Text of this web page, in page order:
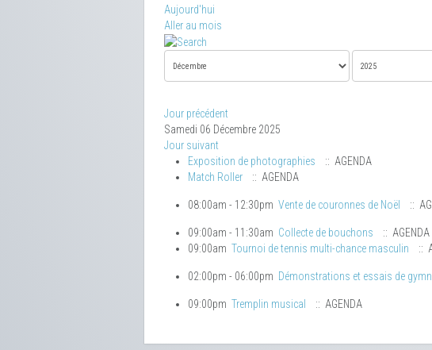
Aujourd'hui
Aller au mois
Jour précédent
Samedi 06 Décembre 2025
Jour suivant
Exposition de photographies
:: AGENDA
Match Roller
:: AGENDA
08:00am - 12:30pm Vente de couronnes de Noël ::
09:00am - 11:30am Collecte de bouchons
:: AGENDA
09:00am Tournoi de tennis multi-chance masculin ::
02:00pm - 06:00pm Démonstrations et essais de
09:00pm Tremplin musical :: AGENDA